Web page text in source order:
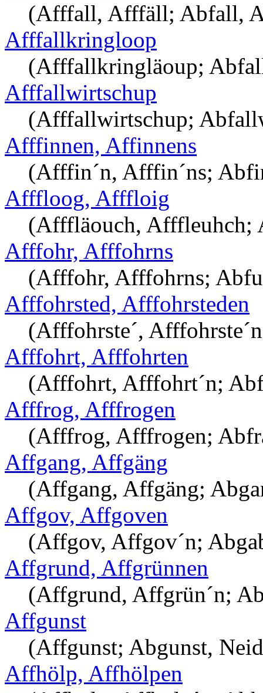
(Afffall, Afffäll; Abfall,
Afffallkringloop
(Afffallkringläoup;
Afffallwirtschup
(Afffallwirtschup;
Afffinnen, Affinnens
(Afffin´n, Afffin´ns;
Afffloog, Afffloig
(Afffläouch, Afffleuhch;
Afffohr, Afffohrns
(Afffohr, Afffohrns;
Afffohrsted, Afffohrsteden
(Afffohrste´,
Afffohrt, Afffohrten
(Afffohrt, Afffohrt´n;
Afffrog, Afffrogen
(Afffrog, Afffrogen;
Affgang, Affgäng
(Affgang, Affgäng;
Affgov, Affgoven
(Affgov, Affgov´n;
Affgrund, Affgrünnen
(Affgrund, Affgrün´n;
Affgunst
(Affgunst; Abgunst,
Affhölp, Affhölpen